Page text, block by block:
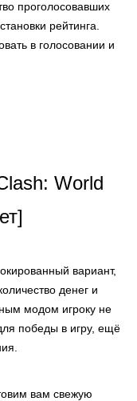
проголосовавших
рейтинга.
в голосовании и
World
вариант,
денег и
модом игроку не
победы в игру, ещё
вам свежую